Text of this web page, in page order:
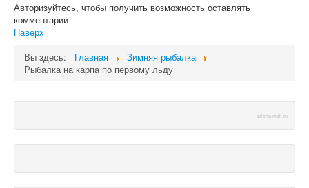
Авторизуйтесь, чтобы получить возможность оставлять
комментарии
Наверх
Вы здесь:
Главная
Зимняя рыбалка
Рыбалка на карпа по первому льду
afisha-msk.ru